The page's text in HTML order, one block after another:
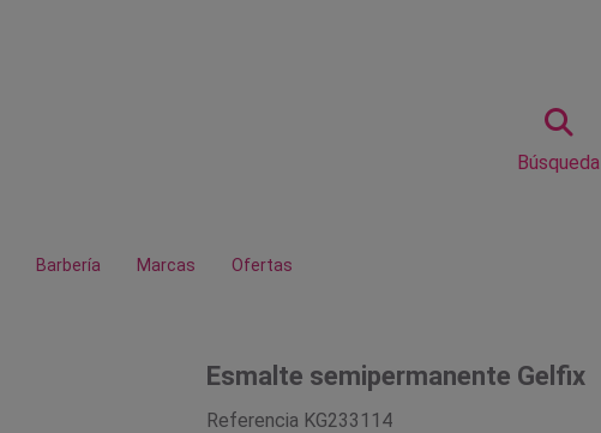
Búsqueda
Barbería Marcas Ofertas
Esmalte semipermanente Gelfix
Referencia KG233114